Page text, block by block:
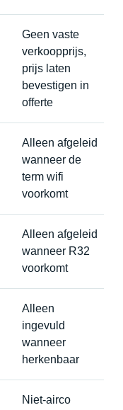
Geen vaste
verkoopprijs,
prijs laten
bevestigen in
offerte
Alleen afgeleid
wanneer de
term wifi
voorkomt
Alleen afgeleid
wanneer R32
voorkomt
Alleen
ingevuld
wanneer
herkenbaar
Niet-airco